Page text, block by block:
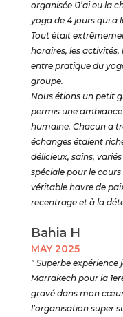
organisée !J’ai eu la
yoga de 4 jours qui a
Tout était
horaires, les
entre pratique du
groupe.
Nous étions un petit
permis une
humaine. Chacun a
échanges étaient
délicieux, sains,
spéciale pour le
véritable havre de
recentrage et à la
Bahia H
MAY 2025
" Superbe
Marrakech pour la
gravé dans mon
l’organisation super